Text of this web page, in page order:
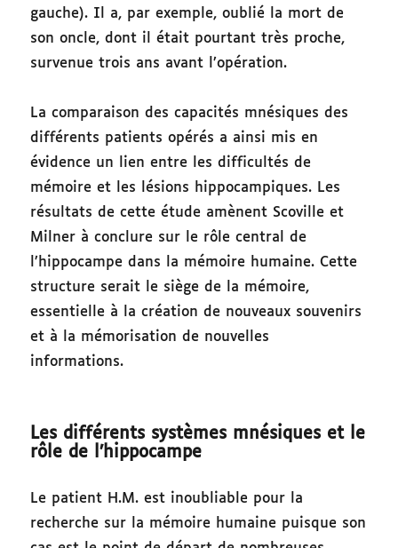
gauche). Il a, par exemple, oublié la mort de
son oncle, dont il était pourtant très proche,
survenue trois ans avant l’opération.
La comparaison des capacités mnésiques des
différents patients opérés a ainsi mis en
évidence un lien entre les difficultés de
mémoire et les lésions hippocampiques. Les
résultats de cette étude amènent Scoville et
Milner à conclure sur le rôle central de
l’hippocampe dans la mémoire humaine. Cette
structure serait le siège de la mémoire,
essentielle à la création de nouveaux souvenirs
et à la mémorisation de nouvelles
informations.
Les différents systèmes mnésiques et le
rôle de l’hippocampe
Le patient H.M. est inoubliable pour la
recherche sur la mémoire humaine puisque son